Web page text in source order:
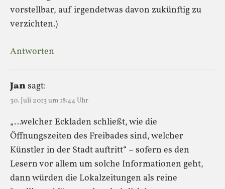
vorstellbar, auf irgendetwas davon zukünftig zu
verzichten.)
Antworten
Jansagt:
30. Juli 2013 um 18:44 Uhr
„…welcher Eckladen schließt, wie die
Öffnungszeiten des Freibades sind, welcher
Künstler in der Stadt auftritt“ – sofern es den
Lesern vor allem um solche Informationen geht,
dann würden die Lokalzeitungen als reine